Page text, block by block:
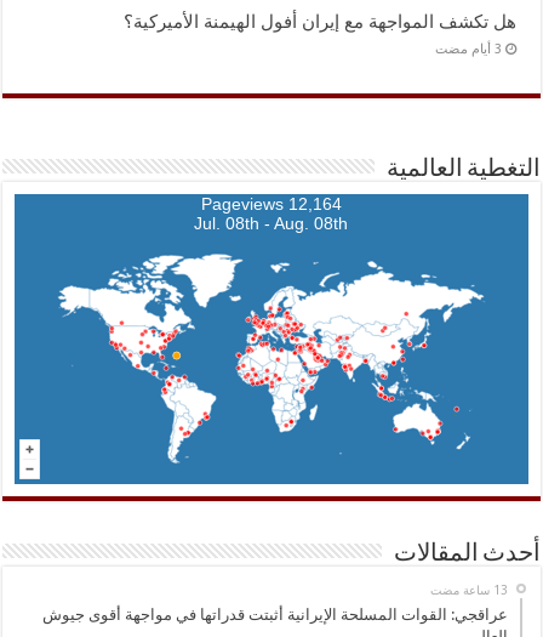
هل تكشف المواجهة مع إيران أفول الهيمنة الأميركية؟
التغطية العالمية
12,164 Pageviews
Jul. 08th - Aug. 08th
أحدث المقالات
عراقجي: القوات المسلحة الإيرانية أثبتت قدراتها في مواجهة أقوى جيوش